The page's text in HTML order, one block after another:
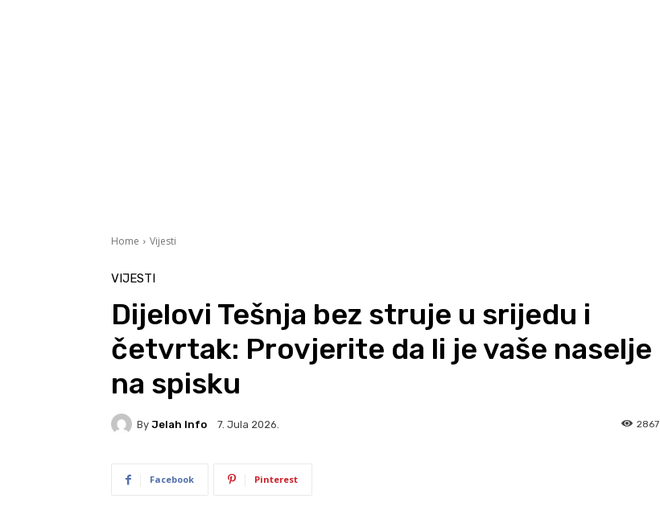
Home Vijesti
VIJESTI
Dijelovi Tešnja bez struje u srijedu i
četvrtak: Provjerite da li je vaše naselje
na spisku
By Jelah Info 7. Jula 2026. 2867
Facebook Pinterest